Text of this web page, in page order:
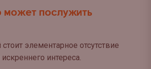
может послужить
элементарное отсутствие
интереса.